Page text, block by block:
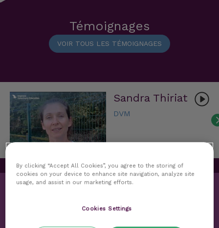
Témoignages
VOIR TOUS LES TÉMOIGNAGES
Sandra Thiriat
DVM
By clicking “Accept All Cookies”, you agree to the storing of
cookies on your device to enhance site navigation, analyze site
usage, and assist in our marketing efforts.
Cookies Settings